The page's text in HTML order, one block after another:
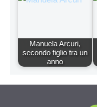
Manuela Arcuri,
secondo figlio tra un
anno